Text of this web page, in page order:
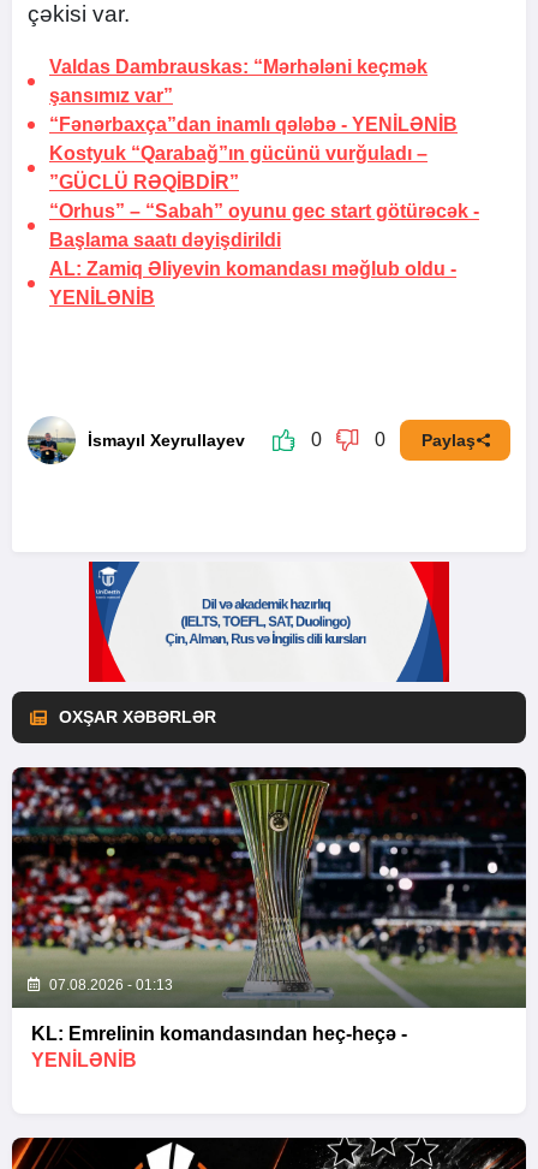
çəkisi var.
Valdas Dambrauskas: “Mərhələni keçmək
şansımız var”
“Fənərbaxça”dan inamlı qələbə - YENİLƏNİB
Kostyuk “Qarabağ”ın gücünü vurğuladı –
”GÜCLÜ RƏQİBDİR”
“Orhus” – “Sabah” oyunu gec start götürəcək -
Başlama saatı dəyişdirildi
AL: Zamiq Əliyevin komandası məğlub oldu -
YENİLƏNİB
İsmayıl Xeyrullayev 0 0 Paylaş
OXŞAR XƏBƏRLƏR
07.08.2026 - 01:13
KL: Emrelinin komandasından heç-heçə -
YENİLƏNİB